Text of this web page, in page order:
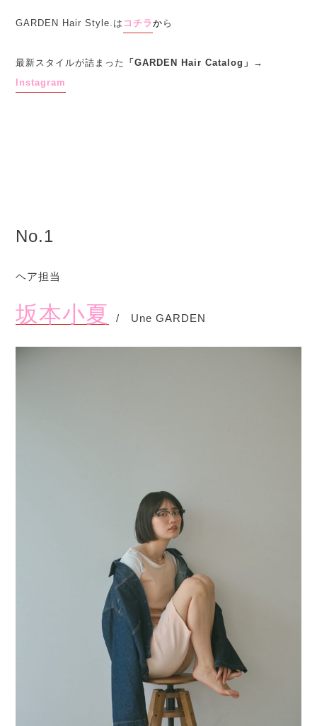
GARDEN Hair Style.は コチラか ら
最新スタイルが詰まった 「GARDEN Hair Catalog」→
Instagram
No.1
ヘア担当
坂本小夏 / Une GARDEN